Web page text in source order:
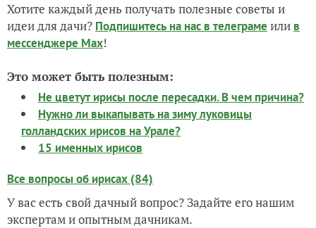
Хотите каждый день получать полезные советы и
идеи для дачи? Подпишитесь на нас в телеграме или в
мессенджере Max!
Это может быть полезным:
Не цветут ирисы после пересадки. В чем причина?
Нужно ли выкапывать на зиму луковицы
голландских ирисов на Урале?
15 именных ирисов
Все вопросы об ирисах (84)
У вас есть свой дачный вопрос? Задайте его нашим
экспертам и опытным дачникам.